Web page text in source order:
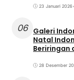
23 Januari 2026•
06 Galeri
Natal
Beriringan
28 Desember